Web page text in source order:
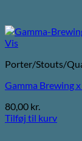
Vis
Porter/Stouts/
Gamma Brewing
80,00 kr.
Tilføj til kurv